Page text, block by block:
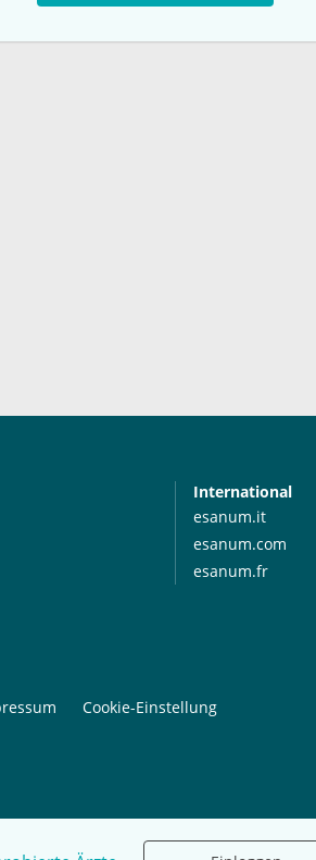
International
esanum.it
esanum.com
esanum.fr
Cookie-Einstellung